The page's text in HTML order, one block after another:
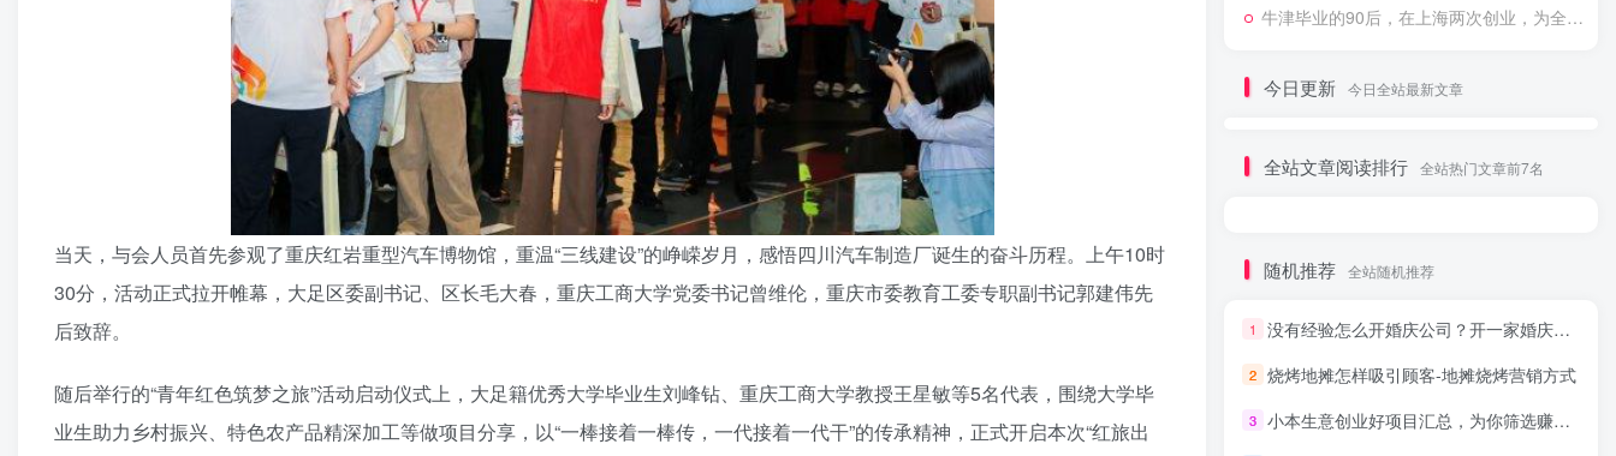
当天，与会人员首先参观了重庆红岩重型汽车博物馆，重温“三线建设”的峥嵘岁月，感悟四川汽车制造厂诞生的奋斗历程。上午10时
30分，活动正式拉开帷幕，大足区委副书记、区长毛大春，重庆工商大学党委书记曾维伦，重庆市委教育工委专职副书记郭建伟先
后致辞。
随后举行的“青年红色筑梦之旅”活动启动仪式上，大足籍优秀大学毕业生刘峰钻、重庆工商大学教授王星敏等5名代表，围绕大学毕
业生助力乡村振兴、特色农产品精深加工等做项目分享，以“一棒接着一棒传，一代接着一代干”的传承精神，正式开启本次“红旅出
牛津毕业的90后，在上海两次创业，为全球送出超80亿度绿色电力
今日更新 今日全站最新文章
全站文章阅读排行 全站热门文章前7名
随机推荐 全站随机推荐
1 没有经验怎么开婚庆公司？开一家婚庆公司的条件
2 烧烤地摊怎样吸引顾客-地摊烧烤营销方式
3 小本生意创业好项目汇总，为你筛选赚钱的创业机会